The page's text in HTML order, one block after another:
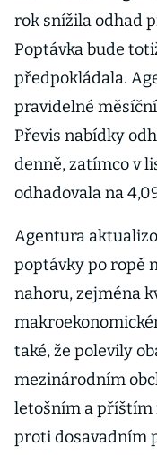
rok snížila odhad
Poptávka bude
předpokládala.
pravidelné
Převis nabídky
denně, zatímco v
odhadovala na
Agentura
poptávky po ropě
nahoru, zejména
také, že polevily
mezinárodním
letošním a příštím
proti dosavadním